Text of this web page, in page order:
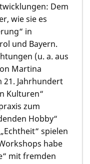
Dem
wie sie es
in
und Bayern.
(u. a. aus
Martina
21. Jahrhundert
Kulturen“
zum
Hobby“
spielen
habe
mit fremden